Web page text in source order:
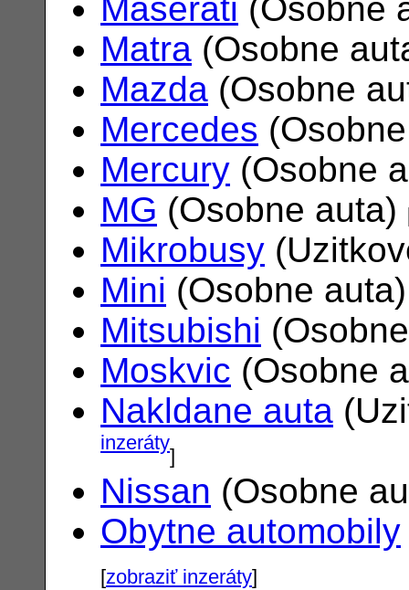
Maserati (Osobne
Matra (Osobne
Mazda (Osobne
Mercedes
Mercury (Osobne
MG (Osobne auta)
Mikrobusy
Mini (Osobne
Mitsubishi
Moskvic (Osobne
Nakldane auta
inzeráty]
Nissan (Osobne
Obytne automobily
[zobraziť inzeráty]